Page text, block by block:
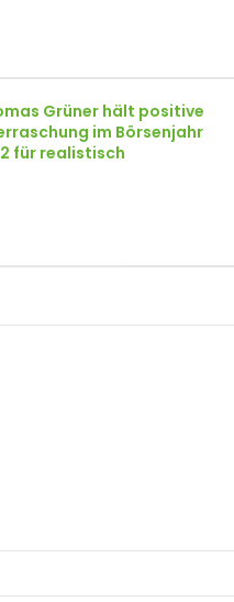
Grüner hält positive
im Börsenjahr
für realistisch